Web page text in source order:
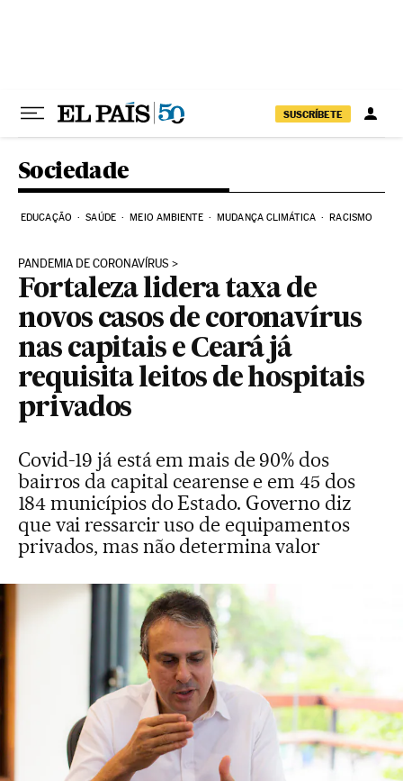
SUSCRÍBETE
Sociedade
EDUCAÇÃO SAÚDE MEIO AMBIENTE MUDANÇA CLIMÁTICA RACISMO
PANDEMIA DE CORONAVÍRUS
Fortaleza lidera taxa de
novos casos de coronavírus
nas capitais e Ceará já
requisita leitos de hospitais
privados
Covid-19 já está em mais de 90% dos
bairros da capital cearense e em 45 dos
184 municípios do Estado. Governo diz
que vai ressarcir uso de equipamentos
privados, mas não determina valor